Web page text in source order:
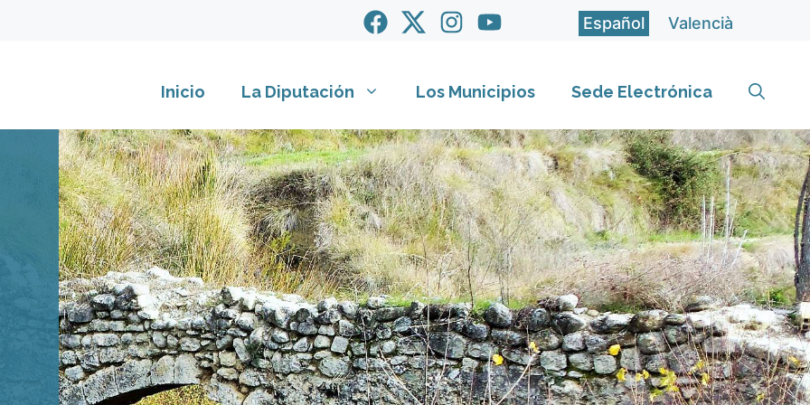
Español Valencià
Inicio La Diputación Los Municipios Sede Electrónica